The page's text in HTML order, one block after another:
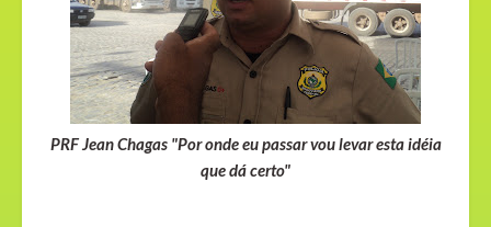
PRF Jean Chagas "Por onde eu passar vou levar esta idéia
que dá certo"